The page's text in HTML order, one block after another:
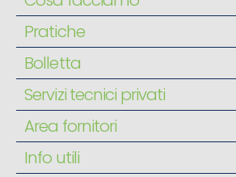
Pratiche
Bolletta
Servizi tecnici privati
Area fornitori
Info utili